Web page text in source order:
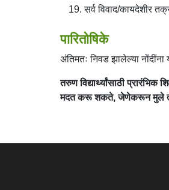
सर्व विवाद/कायदेशीर
पारितोषिके
अंतिमतः निवड झालेल्या
तरुण विद्यार्थ्यांसाठी
मदत करू शकते, जेणेकरून मुले